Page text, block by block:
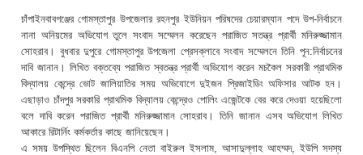
চাঁপাইনবাবগঞ্জের গোমস্তাপুর উপজেলার রহনপুর ইউনিয়ন পরিষদের চেয়ারম্যান পদে উপ-নির্বাচনে
নানা অনিয়মের অভিযোগ তুলে সংবাদ সম্মেলন করেছেন পরাজিত সতন্ত্র প্রার্থী মনিরুজ্জামান
সোহরাব। বুধবার দুপুরে গোমস্তাপুর উপজেলা প্রেসক্লাবে সংবাদ সম্মেলনে তিনি পূন:নির্বাচনের
দাবি জানান। লিখিত বক্তব্যে পরাজিত স্বতন্ত্র প্রার্থী অভিযোগ করেন মচকৈল সরকারী প্রাথমিক
বিদ্যালয় কেন্দ্রে ভোট জালিয়াতির সময় অভিযোগে দুইজন প্রিজাইডিং অফিসার আটক হন।
এছাড়াও চাঁদপুর সরকারি প্রাথমিক বিদ্যালয় কেন্দ্রেও পোলিং এজেন্টকে বের করে দেওয়া হয়েছিলো
বলে দাবি করেন পরাজিত প্রার্থী মনিরুজ্জামান সোহরাব। তিনি জানান এসব অভিযোগ লিখিত
আকারে রিটার্নিং কর্মকর্তার কাছে জানিয়েছেন।
এ সময় উপস্থিত ছিলেন বিএনপি নেতা বাইরুল ইসলাম, আসাদুল্লাহ আহম্মদ, ইউপি সদস্য